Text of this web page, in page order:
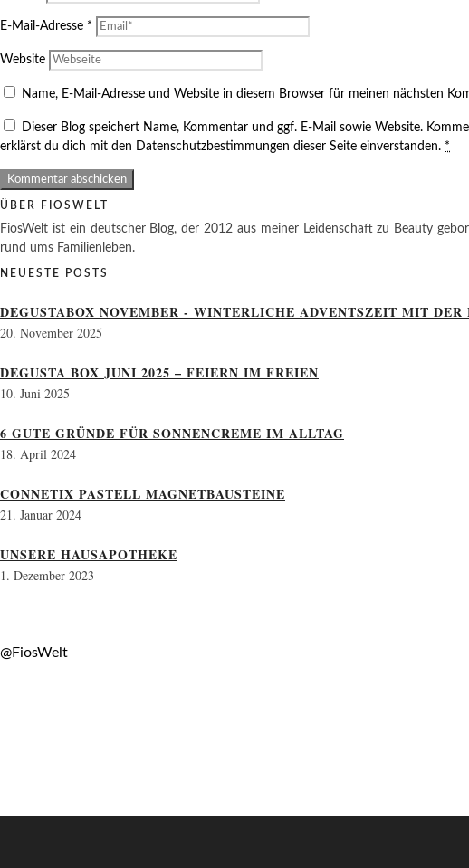
E-Mail-Adresse *
Website
Name, E-Mail-Adresse und Website in diesem Browser für meinen nächsten
Dieser Blog speichert Name, Kommentar und ggf. E-Mail sowie Website.
erklärst du dich mit den Datenschutzbestimmungen dieser Seite einverstanden. *
ÜBER FIOSWELT
FiosWelt ist ein deutscher Blog, der 2012 aus meiner Leidenschaft zu Beauty
rund ums Familienleben.
NEUESTE POSTS
DEGUSTABOX NOVEMBER - WINTERLICHE ADVENTSZEIT MIT
20. November 2025
DEGUSTA BOX JUNI 2025 – FEIERN IM FREIEN
10. Juni 2025
6 GUTE GRÜNDE FÜR SONNENCREME IM ALLTAG
18. April 2024
CONNETIX PASTELL MAGNETBAUSTEINE
21. Januar 2024
UNSERE HAUSAPOTHEKE
1. Dezember 2023
@FiosWelt